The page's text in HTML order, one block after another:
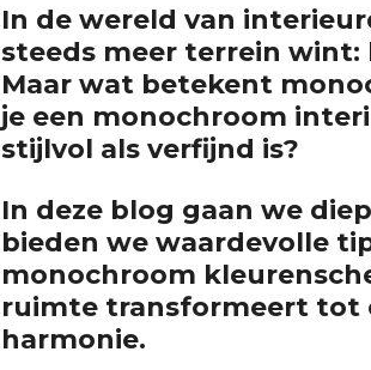
In de wereld van
steeds meer terrein
Maar wat betekent
je een monochroom
stijlvol als verfijnd is?
In deze blog gaan we
bieden we waardevolle
monochroom
ruimte transformeert tot
harmonie.